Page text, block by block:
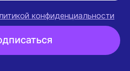
конфиденциальности